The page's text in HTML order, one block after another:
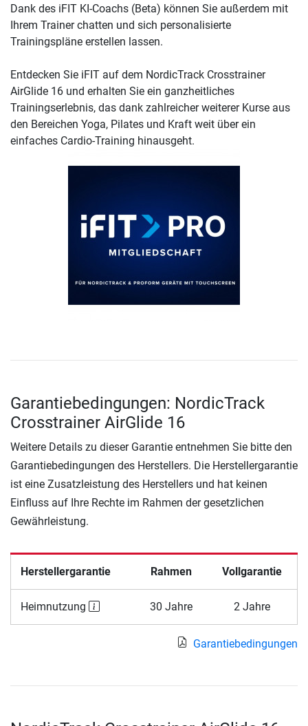
Dank des iFIT KI-Coachs (Beta) können Sie außerdem mit
Ihrem Trainer chatten und sich personalisierte
Trainingspläne erstellen lassen.
Entdecken Sie iFIT auf dem NordicTrack Crosstrainer
AirGlide 16 und erhalten Sie ein ganzheitliches
Trainingserlebnis, das dank zahlreicher weiterer Kurse aus
den Bereichen Yoga, Pilates und Kraft weit über ein
einfaches Cardio-Training hinausgeht.
Garantiebedingungen: NordicTrack
Crosstrainer AirGlide 16
Weitere Details zu dieser Garantie entnehmen Sie bitte den
Garantiebedingungen des Herstellers. Die Herstellergarantie
ist eine Zusatzleistung des Herstellers und hat keinen
Einfluss auf Ihre Rechte im Rahmen der gesetzlichen
Gewährleistung.
Herstellergarantie Rahmen Vollgarantie
Heimnutzung 30 Jahre 2 Jahre
Garantiebedingungen